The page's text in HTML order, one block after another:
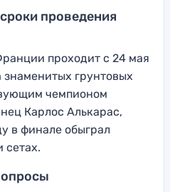
проведения
проходит с 24 мая
грунтовых
чемпионом
Карлос Алькарас,
в финале обыграл
сетах.